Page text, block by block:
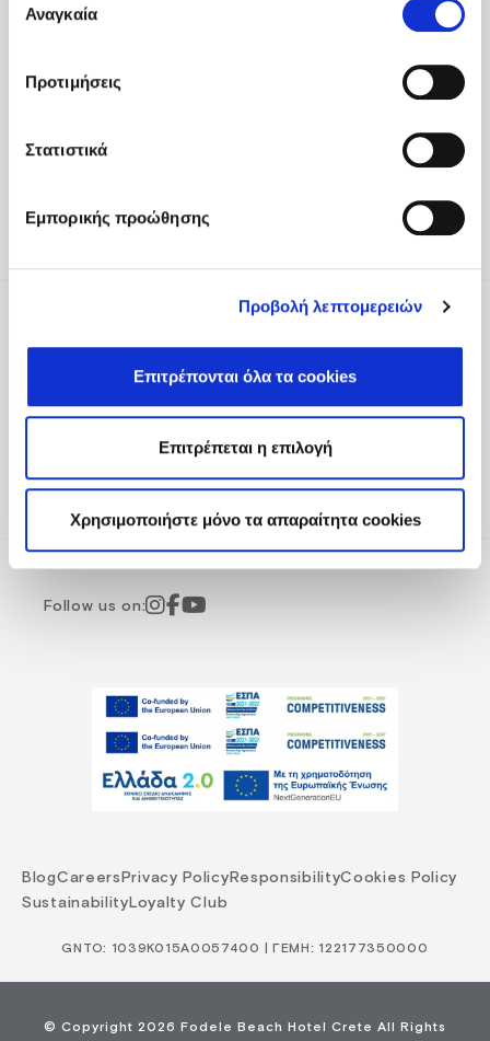
των υπηρεσιών τους.
συγκατάθεσης
Αναγκαία
Προτιμήσεις
Στατιστικά
Εμπορικής προώθησης
Προβολή λεπτομερειών
Επιτρέπονται όλα τα cookies
Επιτρέπεται η επιλογή
Χρησιμοποιήστε μόνο τα απαραίτητα cookies
Fodele Beach & Water Park Resort P.O. BOX 1354
Heraklion 71500 Crete, Greece
Tel:+30 2810 522000
Get directions
Be part of our world
To receive updates about exclusive
experiences, offers and more, please register
Sign Up
Follow us on:
BlogCareers Privacy Policy ResponsibilityCookies Policy
Sustainability Loyalty Club
GNTO: 1039Κ015Α0057400 | ΓΕΜΗ: 122177350000
© Copyright 2026 Fodele Beach Hotel Crete All Rights